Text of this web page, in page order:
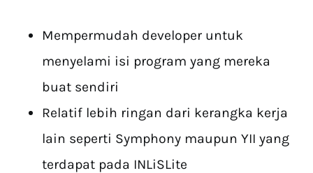
Mempermudah developer untuk
menyelami isi program yang mereka
buat sendiri
Relatif lebih ringan dari kerangka kerja
lain seperti Symphony maupun YII yang
terdapat pada INLiSLite